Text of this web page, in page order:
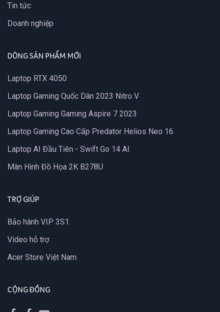
Tin tức
Doanh nghiệp
DÒNG SẢN PHẨM MỚI
Laptop RTX 4050
Laptop Gaming Quốc Dân 2023 Nitro V
Laptop Gaming Gaming Aspire 7 2023
Laptop Gaming Cao Cấp Predator Helios Neo 16
Laptop AI Đầu Tiên - Swift Go 14 AI
Màn Hình Đồ Họa 2K B278U
TRỢ GIÚP
Bảo hành VIP 3S1
Video hỗ trợ
Acer Store Việt Nam
CỘNG ĐỒNG